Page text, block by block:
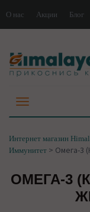
О нас Акции Блог
Интернет магазин
Иммунитет > Омега-3
ОМЕГА-3